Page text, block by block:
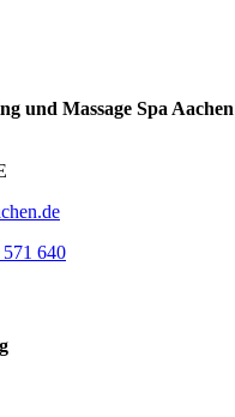
und Massage Spa Aachen
640